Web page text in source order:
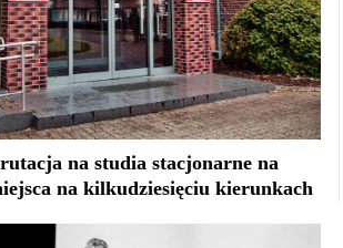
na studia stacjonarne na
na kilkudziesięciu kierunkach